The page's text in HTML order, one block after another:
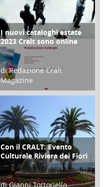
CONTRO COPERTINA
I nuovi cataloghi estate
2023 Cralt sono online
di Redazione Cralt
Magazine
07 Marzo 2023
ATTIVITÀ
Con il CRALT: Evento
Culturale Riviera dei Fiori
di Gianni Tortoriello